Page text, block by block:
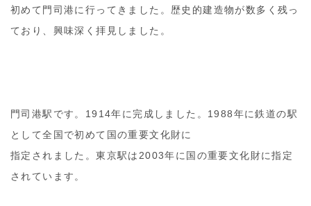
初めて門司港に行ってきました。歴史的建造物が数多く残っ
ており、興味深く拝見しました。
門司港駅です。1914年に完成しました。1988年に鉄道の駅
として全国で初めて国の重要文化財に
指定されました。東京駅は2003年に国の重要文化財に指定
されています。